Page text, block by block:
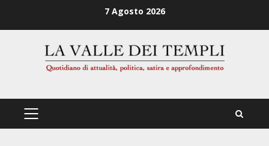
7 Agosto 2026
PRIMÄRES